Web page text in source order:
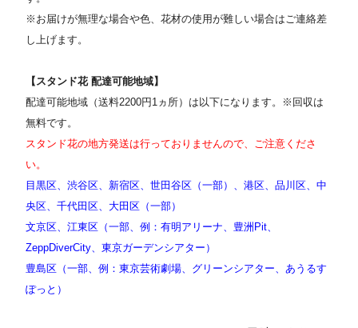
※お届けが無理な場合や色、花材の使用が難しい場合はご連絡差
し上げます。
【スタンド花 配達可能地域】
配達可能地域（送料2200円1ヵ所）は以下になります。※回収は
無料です。
スタンド花の地方発送は行っておりませんので、ご注意くださ
い。
目黒区、渋谷区、新宿区、世田谷区（一部）、港区、品川区、中
央区、千代田区、大田区（一部）
文京区、江東区（一部、例：有明アリーナ、豊洲Pit、
ZeppDiverCity、東京ガーデンシアター）
豊島区（一部、例：東京芸術劇場、グリーンシアター、あうるす
ぽっと）